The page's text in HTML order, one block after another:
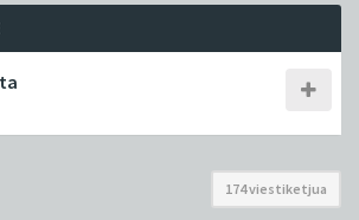
174 viestiketjua